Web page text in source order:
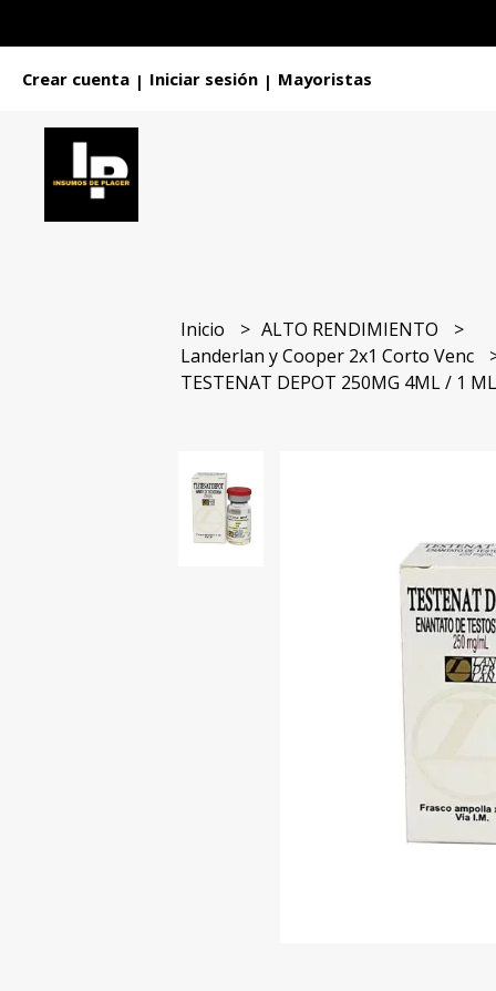
Crear cuenta | Iniciar sesión | Mayoristas
Inicio
ALTO RENDIMIENTO
Landerlan y Cooper 2x1 Corto Venc
TESTENAT DEPOT 250MG 4ML / 1